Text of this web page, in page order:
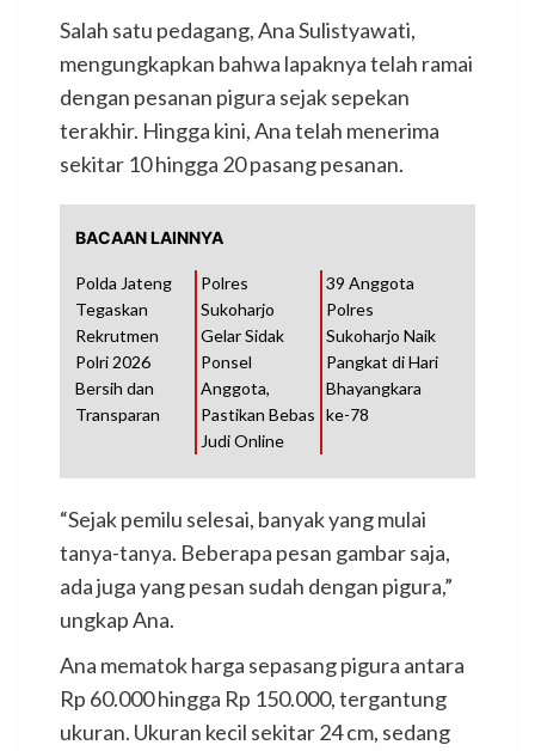
Salah satu pedagang, Ana Sulistyawati,
mengungkapkan bahwa lapaknya telah ramai
dengan pesanan pigura sejak sepekan
terakhir. Hingga kini, Ana telah menerima
sekitar 10 hingga 20 pasang pesanan.
BACAAN LAINNYA
Polda Jateng
Tegaskan
Rekrutmen
Polri 2026
Bersih dan
Transparan
Polres
Sukoharjo
Gelar Sidak
Ponsel
Anggota,
Pastikan Bebas
Judi Online
39 Anggota
Polres
Sukoharjo Naik
Pangkat di Hari
Bhayangkara
ke-78
“Sejak pemilu selesai, banyak yang mulai
tanya-tanya. Beberapa pesan gambar saja,
ada juga yang pesan sudah dengan pigura,”
ungkap Ana.
Ana mematok harga sepasang pigura antara
Rp 60.000 hingga Rp 150.000, tergantung
ukuran. Ukuran kecil sekitar 24 cm, sedang